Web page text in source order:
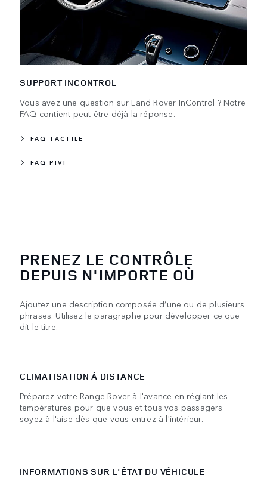
SUPPORT INCONTROL
Vous avez une question sur Land Rover InControl ? Notre
FAQ contient peut-être déjà la réponse.
FAQ TACTILE
FAQ PIVI
PRENEZ LE CONTRÔLE
DEPUIS N'IMPORTE OÙ
Ajoutez une description composée d’une ou de plusieurs
phrases. Utilisez le paragraphe pour développer ce que
dit le titre.
CLIMATISATION À DISTANCE
Préparez votre Range Rover à l'avance en réglant les
températures pour que vous et tous vos passagers
soyez à l'aise dès que vous entrez à l'intérieur.
INFORMATIONS SUR L'ÉTAT DU VÉHICULE